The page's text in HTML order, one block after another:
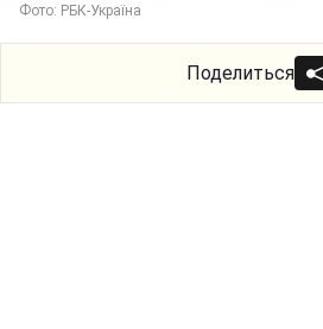
Фото: РБК-Україна
Поделиться